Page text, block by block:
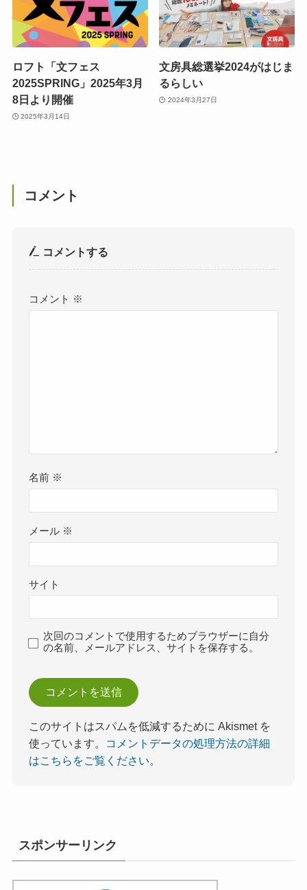
ロフト「文フェス
2025SPRING」2025年3月
8日より開催
2025年3月14日
文房具総選挙2024がはじま
るらしい
2024年3月27日
コメント
コメントする
コメント ※
名前 ※
メール ※
サイト
次回のコメントで使用するためブラウザーに自分
の名前、メールアドレス、サイトを保存する。
このサイトはスパムを低減するために Akismet を
使っています。
コメントデータの処理方法の詳細
はこちらをご覧ください。
スポンサーリンク